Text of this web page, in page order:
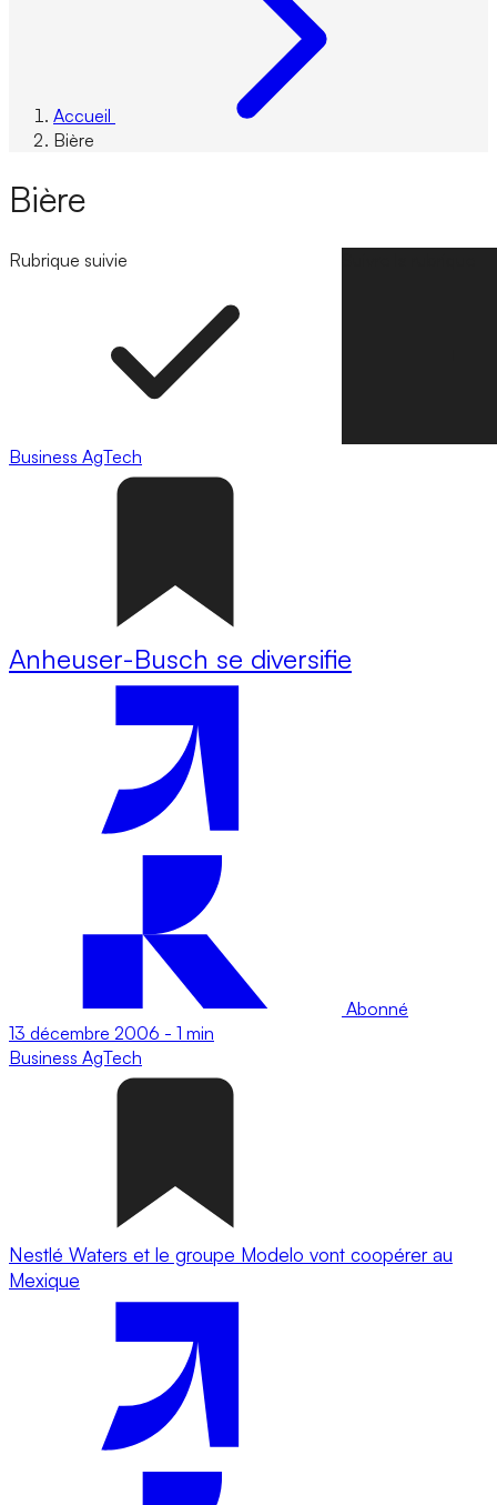
Accueil
Bière
Bière
Rubrique suivie
Business AgTech
Anheuser-Busch se diversifie
Abonné
13 décembre 2006 - 1 min
Business AgTech
Nestlé Waters et le groupe Modelo vont coopérer au
Mexique